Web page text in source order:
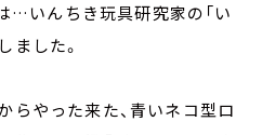
…いんちき玩具研究家の「い
ました。
らやった来た、青いネコ型ロ